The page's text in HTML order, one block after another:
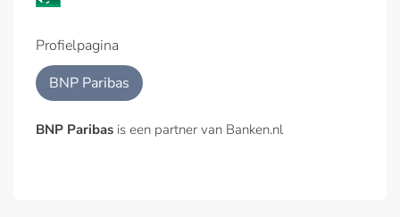
Profielpagina
BNP Paribas
BNP Paribas is een partner van Banken.nl